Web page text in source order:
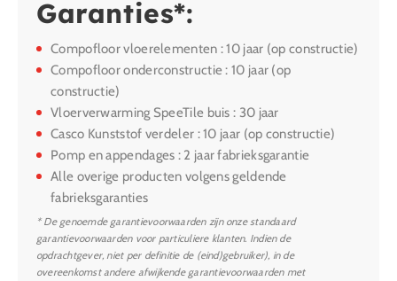
Garanties*:
Compofloor vloerelementen : 10 jaar (op constructie)
Compofloor onderconstructie : 10 jaar (op
constructie)
Vloerverwarming SpeeTile buis : 30 jaar
Casco Kunststof verdeler : 10 jaar (op constructie)
Pomp en appendages : 2 jaar fabrieksgarantie
Alle overige producten volgens geldende
fabrieksgaranties
* De genoemde garantievoorwaarden zijn onze standaard
garantievoorwaarden voor particuliere klanten. Indien de
opdrachtgever, niet per definitie de (eind)gebruiker), in de
overeenkomst andere afwijkende garantievoorwaarden met